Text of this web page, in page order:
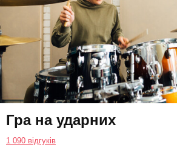
Гра на ударних
1 090 відгуків